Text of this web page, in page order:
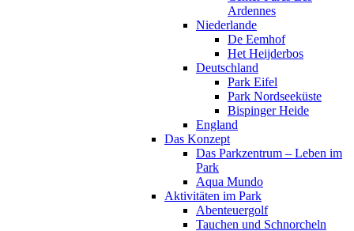
Ardennes
Niederlande
De Eemhof
Het Heijderbos
Deutschland
Park Eifel
Park Nordseeküste
Bispinger Heide
England
Das Konzept
Das Parkzentrum – Leben im
Park
Aqua Mundo
Aktivitäten im Park
Abenteuergolf
Tauchen und Schnorcheln